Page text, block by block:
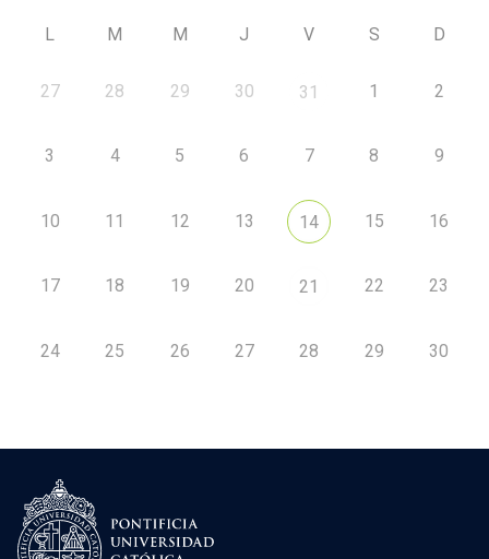
L M M J V S D
27 28 29 30 31 1 2
3 4 5 6 7 8 9
10 11 12 13 14 15 16
17 18 19 20 21 22 23
24 25 26 27 28 29 30